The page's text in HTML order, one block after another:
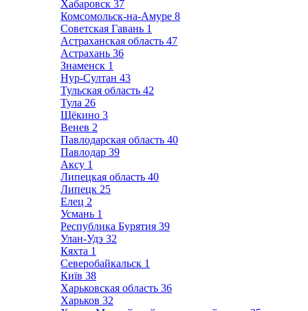
Хабаровск 37
Комсомольск-на-Амуре 8
Советская Гавань 1
Астраханская область 47
Астрахань 36
Знаменск 1
Нур-Султан 43
Тульская область 42
Тула 26
Щёкино 3
Венев 2
Павлодарская область 40
Павлодар 39
Аксу 1
Липецкая область 40
Липецк 25
Елец 2
Усмань 1
Республика Бурятия 39
Улан-Удэ 32
Кяхта 1
Северобайкальск 1
Київ 38
Харьковская область 36
Харьков 32